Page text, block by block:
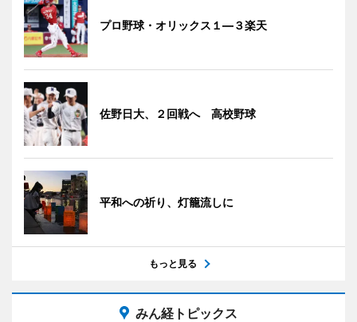
プロ野球・オリックス１―３楽天
佐野日大、２回戦へ 高校野球
平和への祈り、灯籠流しに
もっと見る
みん経トピックス